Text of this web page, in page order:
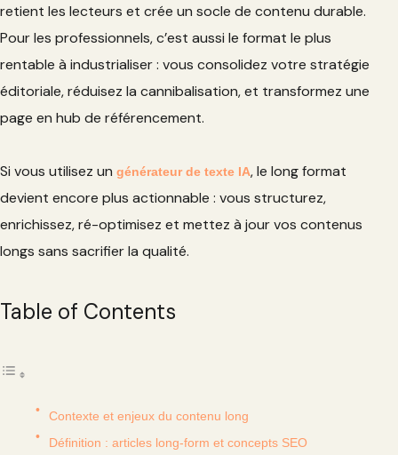
retient les lecteurs et crée un socle de contenu durable.
Pour les professionnels, c’est aussi le format le plus
rentable à industrialiser : vous consolidez votre stratégie
éditoriale, réduisez la cannibalisation, et transformez une
page en hub de référencement.
Si vous utilisez un générateur de texte IA, le long format
devient encore plus actionnable : vous structurez,
enrichissez, ré-optimisez et mettez à jour vos contenus
longs sans sacrifier la qualité.
Table of Contents
Contexte et enjeux du contenu long
Définition : articles long-form et concepts SEO